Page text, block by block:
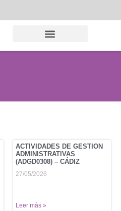
ACTIVIDADES DE GESTION
ADMINISTRATIVAS
(ADGD0308) – CÁDIZ
27/05/2026
Leer más »